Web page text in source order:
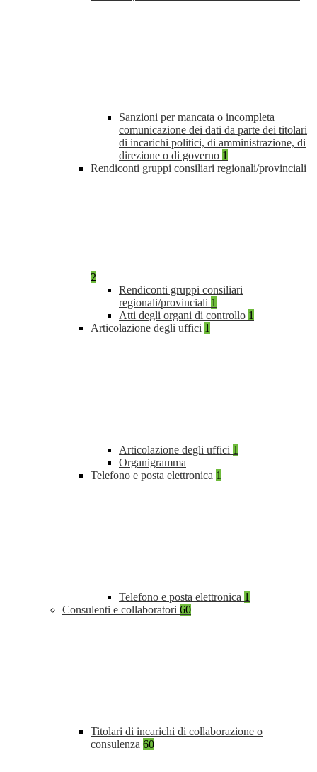
Sanzioni per mancata o incompleta
comunicazione dei dati da parte dei titolari
di incarichi politici, di amministrazione, di
direzione o di governo 1
Rendiconti gruppi consiliari regionali/provinciali
2
Rendiconti gruppi consiliari
regionali/provinciali 1
Atti degli organi di controllo 1
Articolazione degli uffici 1
Articolazione degli uffici 1
Organigramma
Telefono e posta elettronica 1
Telefono e posta elettronica 1
Consulenti e collaboratori 60
Titolari di incarichi di collaborazione o
consulenza 60